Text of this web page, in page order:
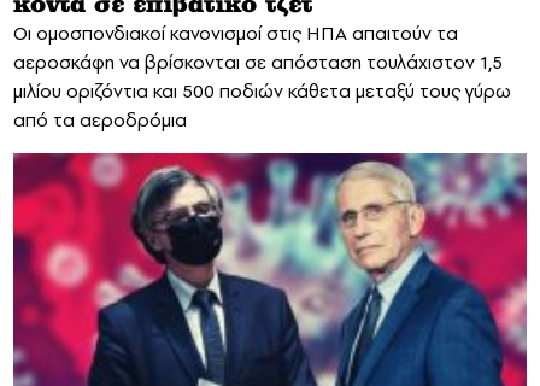
κοντά σε επιβατικό τζετ
Οι ομοσπονδιακοί κανονισμοί στις ΗΠΑ απαιτούν τα
αεροσκάφη να βρίσκονται σε απόσταση τουλάχιστον 1,5
μιλίου οριζόντια και 500 ποδιών κάθετα μεταξύ τους γύρω
από τα αεροδρόμια